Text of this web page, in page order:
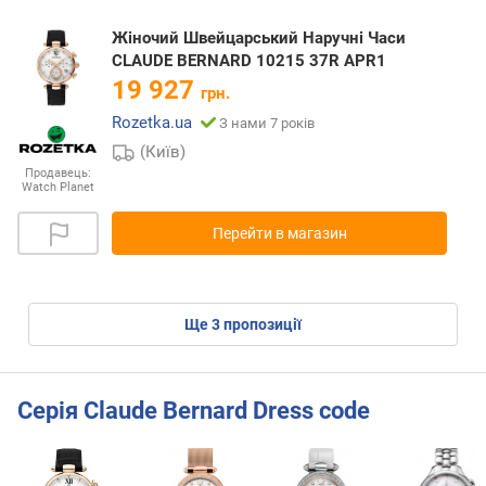
Продавець:
Watch Planet
Жіночий Швейцарський Наручні Часи
CLAUDE BERNARD 10215 37R APR1
19 927 грн.
Rozetka.ua
З нами 7 років
(Київ)
Перейти в магазин
ще3пропозиції
Серія Claude Bernard Dress code